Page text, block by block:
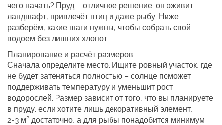
чего начать? Пруд – отличное решение: он оживит
ландшафт, привлечёт птиц и даже рыбу. Ниже
разберём, какие шаги нужны, чтобы собрать свой
водоем без лишних хлопот.
Планирование и расчёт размеров
Сначала определите место. Ищите ровный участок, где
не будет затеняться полностью – солнце поможет
поддерживать температуру и уменьшит рост
водорослей. Размер зависит от того, что вы планируете
в пруду: если хотите лишь декоративный элемент,
2‑3 м² достаточно, а для рыбы понадобится минимум